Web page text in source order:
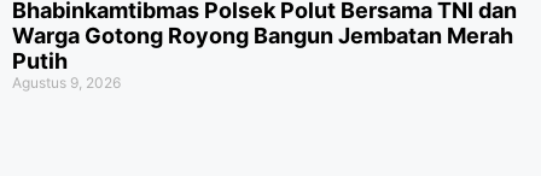
Bhabinkamtibmas Polsek Polut Bersama TNI dan
Warga Gotong Royong Bangun Jembatan Merah
Putih
Agustus 9, 2026